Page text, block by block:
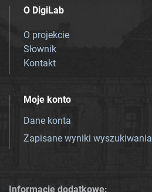
O DigiLab
O projekcie
Słownik
Kontakt
Moje konto
Dane konta
Zapisane wyniki wyszukiwania
Informacje dodatkowe: